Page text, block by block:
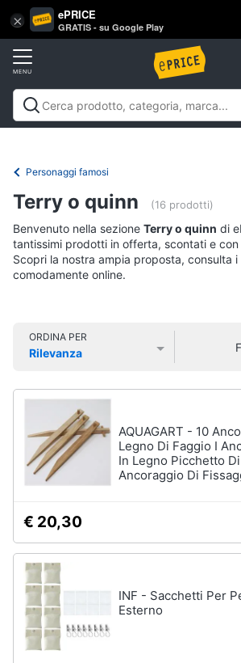
× ePRICE
GRATIS - su Google Play
Accedi
Registrati
Offerte
Telefonia
Tv
Cinema
home
Videogiochi
Audio
Clima
Arredo
Brico
Vai
al
Libri,
cd
e
Libri
Religione
Spiritualità
Attualità,
politica
e
Cucina
Arte,
Architettura
Vedi
tutti
Dvd
Blu-
ray
Blu-
Ray
Blu-
Personaggi famosi
Terry o quinn (16 prodotti)
Benvenuto nella sezione Terry o quinn di
tantissimi prodotti in offerta, scontati e
Scopri la nostra ampia proposta, consulta
comodamente online.
ORDINA PER
Rilevanza
AQUAGART - 10
Legno Di Faggio I
In Legno Picchetto
Ancoraggio Di
€ 20,30
INF - Sacchetti Per
Esterno